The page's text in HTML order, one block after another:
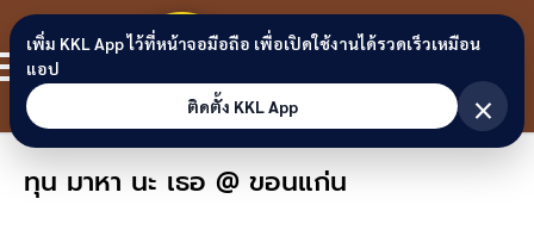
Skip to content
ขอนแก่น
ลิงก์
ทุน มาหา นะ เธอ @ ขอนแก่น
เพิ่ม KKL App ไว้ที่หน้าจอมือถือ เพื่อเปิดใช้งานได้รวดเร็วเหมือน
แอป
ติดตั้ง KKL App
×